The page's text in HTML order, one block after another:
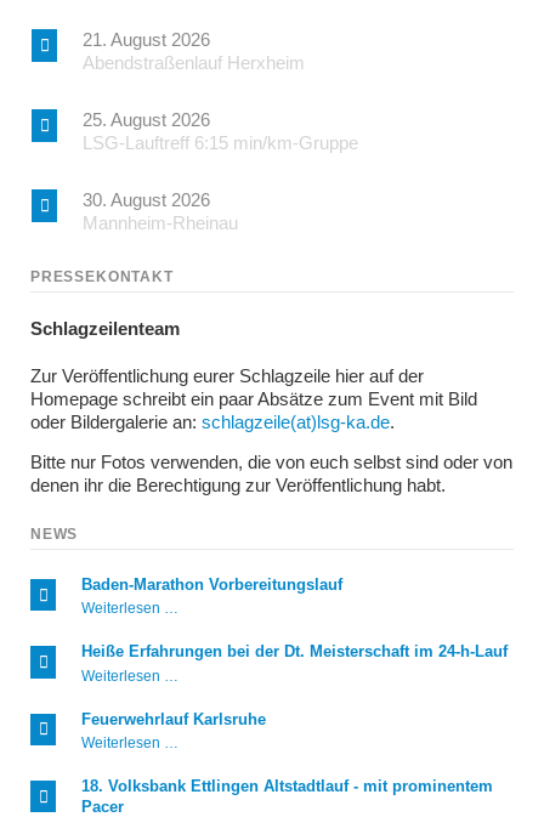
21. August 2026
Abendstraßenlauf Herxheim
25. August 2026
LSG-Lauftreff 6:15 min/km-Gruppe
30. August 2026
Mannheim-Rheinau
PRESSEKONTAKT
Schlagzeilenteam
Zur Veröffentlichung eurer Schlagzeile hier auf der
Homepage schreibt ein paar Absätze zum Event mit Bild
oder Bildergalerie an: schlagzeile(at)lsg-ka.de.
Bitte nur Fotos verwenden, die von euch selbst sind oder von
denen ihr die Berechtigung zur Veröffentlichung habt.
NEWS
Baden-Marathon Vorbereitungslauf
Weiterlesen …
Vorbereitungslauf
Heiße Erfahrungen bei der Dt. Meisterschaft im 24-h-Lauf
Weiterlesen …
bei
der
Dt.
im
Feuerwehrlauf Karlsruhe
Weiterlesen …
18. Volksbank Ettlingen Altstadtlauf - mit prominentem
Pacer